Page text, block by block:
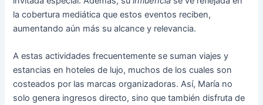
la cobertura mediática que estos eventos reciben,
aumentando aún más su alcance y relevancia.
A estas actividades frecuentemente se suman viajes y
estancias en hoteles de lujo, muchos de los cuales son
costeados por las marcas organizadoras. Así, María no
solo genera ingresos directo, sino que también disfruta de